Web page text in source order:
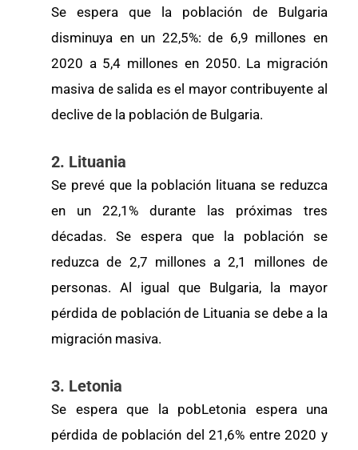
Se espera que la población de Bulgaria
disminuya en un 22,5%: de 6,9 millones en
2020 a 5,4 millones en 2050. La migración
masiva de salida es el mayor contribuyente al
declive de la población de Bulgaria.
2. Lituania
Se prevé que la población lituana se reduzca
en un 22,1% durante las próximas tres
décadas. Se espera que la población se
reduzca de 2,7 millones a 2,1 millones de
personas. Al igual que Bulgaria, la mayor
pérdida de población de Lituania se debe a la
migración masiva.
3. Letonia
Se espera que la pobLetonia espera una
pérdida de población del 21,6% entre 2020 y